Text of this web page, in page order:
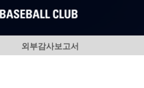
외부감사보고서